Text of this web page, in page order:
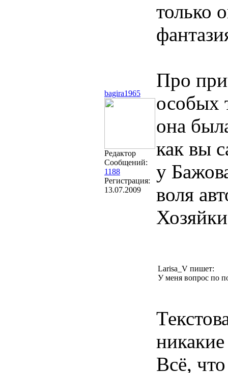
bagira1965
Редактор
Сообщений:
1188
Регистрация:
13.07.2009
только
Про
особых
она
как вы
у
воля
Larisa_V пишет:
У меня вопрос по
Всё,